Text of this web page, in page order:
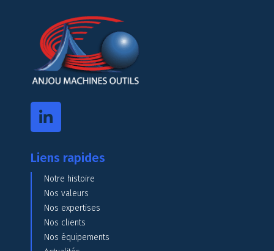
Liens rapides
Notre histoire
Nos valeurs
Nos expertises
Nos clients
Nos équipements